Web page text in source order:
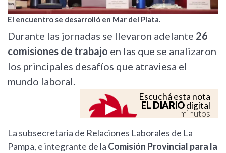
El encuentro se desarrolló en Mar del Plata.
Durante las jornadas se llevaron adelante 26
comisiones de trabajo en las que se analizaron
los principales desafíos que atraviesa el
mundo laboral.
Escuchá esta nota
EL DIARIOdigital
minutos
La subsecretaria de Relaciones Laborales de La
Pampa, e integrante de la Comisión Provincial para la